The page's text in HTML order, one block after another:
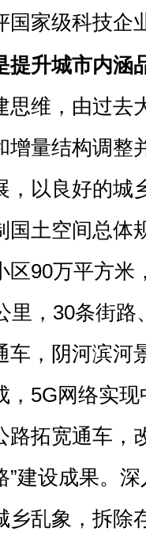
国家级科技企
提升城市内涵
思维，由过去
增量结构调整
，以良好的城
国土空间总体
区90万平方米
里，30条街
车，阴河滨河
，5G网络实
路拓宽通车，
”建设成果。
乡乱象，拆除